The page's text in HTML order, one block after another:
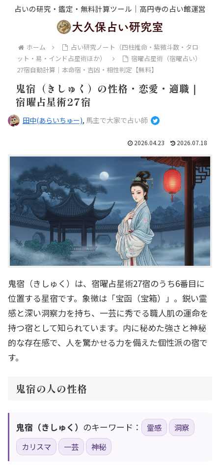
占いの研究・鑑定・無料計算ツール｜高円寺の占い館運営
ホーム
占い研究ノート（四柱推命・紫微斗数・タロ
ット・易・インド占星術ほか）
宿曜占星術（宿曜占い）
27宿自動計算｜本命宿・吉凶・相性判定【無料】
鬼宿（きしゅく）の性格・恋愛・適職｜
宿曜占星術27宿
田中(あらいちゅー), 馬主で大家で占い師
2026.04.23 2026.07.18
鬼宿（きしゅく）は、宿曜占星術27宿のうち6番目に
位置する星宿です。象徴は「宝函（宝箱）」。鋭い霊
感と深い洞察力を持ち、一芸に秀でる職人肌の運命を
持つ宿として知られています。内に秘めた強さと神秘
的な存在感で、人を驚かせる力を備えた個性派の宿で
す。
鬼宿の人の性格
鬼宿（きしゅく） のキーワード： 霊感
洞察
カリスマ
一芸 神秘